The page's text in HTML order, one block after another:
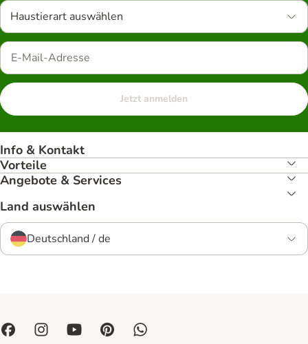
Haustierart auswählen
Jetzt anmelden
Info & Kontakt
Vorteile
Angebote & Services
Land auswählen
Deutschland / de